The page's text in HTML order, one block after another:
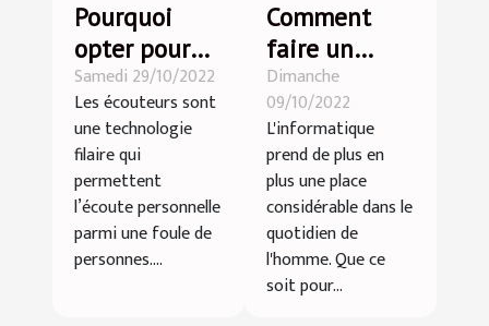
Pourquoi
opter pour
des
écouteurs
sans fil ?
Samedi 29/10/2022
Les écouteurs sont
une technologie
filaire qui
permettent
l’écoute personnelle
parmi une foule de
personnes....
Comment
faire un
choix
optimal
d'ordinateur
portable
Dimanche
09/10/2022
L'informatique
prend de plus en
plus une place
considérable dans le
quotidien de
l'homme. Que ce
soit pour...